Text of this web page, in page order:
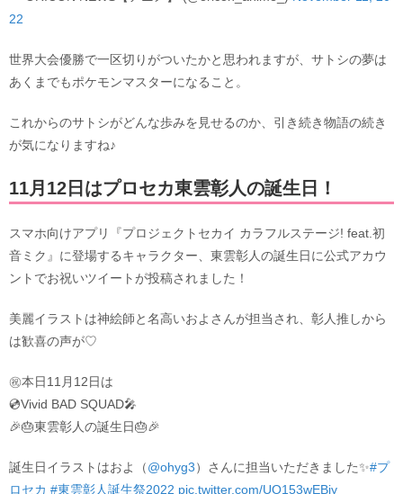
22
世界大会優勝で一区切りがついたかと思われますが、サトシの夢は
あくまでもポケモンマスターになること。
これからのサトシがどんな歩みを見せるのか、引き続き物語の続き
が気になりますね♪
11月12日はプロセカ東雲彰人の誕生日！
スマホ向けアプリ『プロジェクトセカイ カラフルステージ! feat.初
音ミク』に登場するキャラクター、東雲彰人の誕生日に公式アカウ
ントでお祝いツイートが投稿されました！
美麗イラストは神絵師と名高いおよさんが担当され、彰人推しから
は歓喜の声が♡
㊗️本日11月12日は
💿Vivid BAD SQUAD🎤
🎉🎂東雲彰人の誕生日🎂🎉
誕生日イラストはおよ（@ohyg3）さんに担当いただきました✨#プ
ロセカ #東雲彰人誕生祭2022 pic.twitter.com/UO153wEBjy